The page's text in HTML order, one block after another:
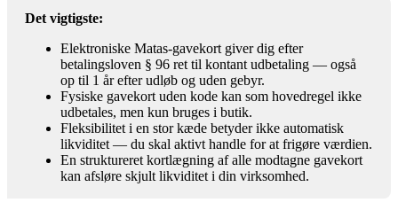
Det vigtigste:
Elektroniske Matas-gavekort giver dig efter
betalingsloven § 96 ret til kontant udbetaling — også
op til 1 år efter udløb og uden gebyr.
Fysiske gavekort uden kode kan som hovedregel ikke
udbetales, men kun bruges i butik.
Fleksibilitet i en stor kæde betyder ikke automatisk
likviditet — du skal aktivt handle for at frigøre værdien.
En struktureret kortlægning af alle modtagne gavekort
kan afsløre skjult likviditet i din virksomhed.